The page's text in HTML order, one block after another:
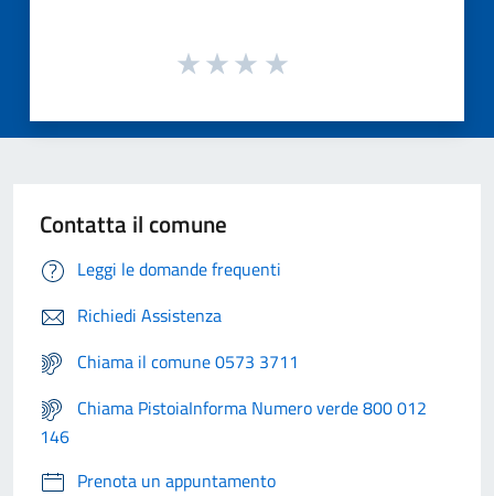
Contatta il comune
Leggi le domande frequenti
Richiedi Assistenza
Chiama il comune 0573 3711
Chiama PistoiaInforma Numero verde 800 012
146
Prenota un appuntamento